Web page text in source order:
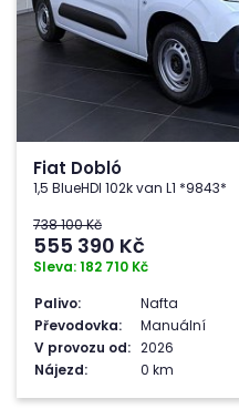
Fiat Dobló
1,5 BlueHDI 102k van L1 *9843*
738 100 Kč
555 390 Kč
Sleva: 182 710 Kč
Palivo:
Nafta
Převodovka:
Manuální
V provozu od: 2026
Nájezd:
0 km